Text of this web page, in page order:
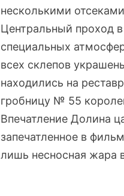
несколькими
Центральный проход в
специальных
всех склепов
находились на
гробницу № 55
Впечатление Долина
запечатленное в
лишь несносная жара